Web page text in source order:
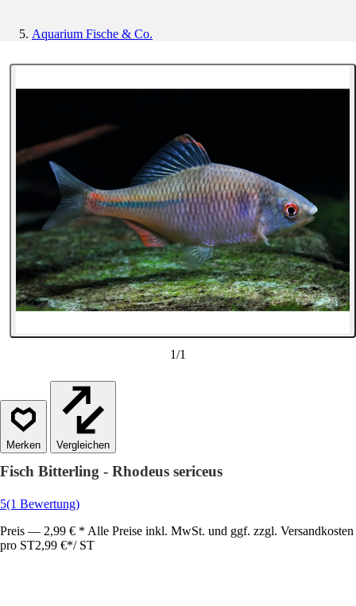
Aquarium Fische & Co.
1/1
Vergleichen
Fisch Bitterling - Rhodeus sericeus
5(1 Bewertung)
Preis — 2,99 € * Alle Preise inkl. MwSt. und ggf. zzgl. Versandkosten
pro ST2,99 €*/ ST